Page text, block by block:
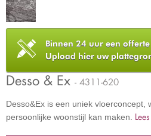
Binnen 24 uur een
Upload hier uw
Desso & Ex - 4311-620
Desso&Ex is een uniek vloerconcept,
persoonlijke woonstijl kan maken.